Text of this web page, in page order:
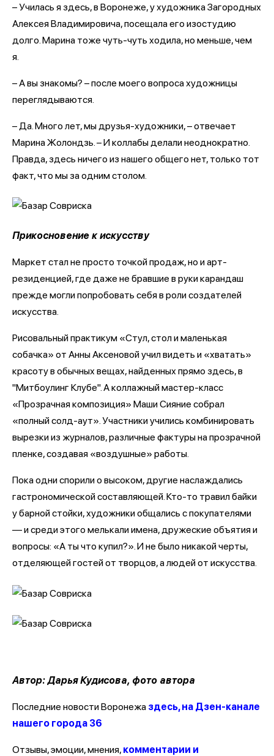
– Училась я здесь, в Воронеже, у художника Загородных
Алексея Владимировича, посещала его изостудию
долго. Марина тоже чуть-чуть ходила, но меньше, чем
я.
– А вы знакомы? – после моего вопроса художницы
переглядываются.
– Да. Много лет, мы друзья-художники, – отвечает
Марина Жолондзь. – И коллабы делали неоднократно.
Правда, здесь ничего из нашего общего нет, только тот
факт, что мы за одним столом.
Прикосновение к искусству
Маркет стал не просто точкой продаж, но и арт-
резиденцией, где даже не бравшие в руки карандаш
прежде могли попробовать себя в роли создателей
искусства.
Рисовальный практикум «Стул, стол и маленькая
собачка» от Анны Аксеновой учил видеть и «хватать»
красоту в обычных вещах, найденных прямо здесь, в
"Митбоулинг Клубе". А коллажный мастер-класс
«Прозрачная композиция» Маши Сияние собрал
«полный солд-аут». Участники учились комбинировать
вырезки из журналов, различные фактуры на прозрачной
пленке, создавая «воздушные» работы.
Пока одни спорили о высоком, другие наслаждались
гастрономической составляющей. Кто-то травил байки
у барной стойки, художники общались с покупателями
— и среди этого мелькали имена, дружеские объятия и
вопросы: «А ты что купил?». И не было никакой черты,
отделяющей гостей от творцов, а людей от искусства.
Автор: Дарья Кудисова, фото автора
Последние новости Воронежа здесь, на Дзен-канале
нашего города 36
Отзывы, эмоции, мнения, комментарии и